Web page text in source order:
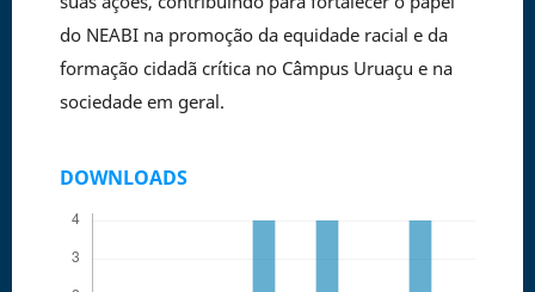
do NEABI na promoção da equidade racial e da
formação cidadã crítica no Câmpus Uruaçu e na
sociedade em geral.
DOWNLOADS